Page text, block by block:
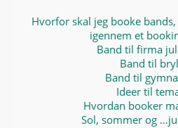
Hvorfor skal jeg booke
igennem et
Band til firma
Band til
Band til
Ideer til
Hvordan booker
Sol, sommer og